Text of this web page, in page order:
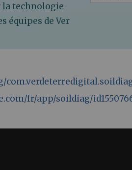
la technologie
équipes de Ver
fr/app/soildiag/